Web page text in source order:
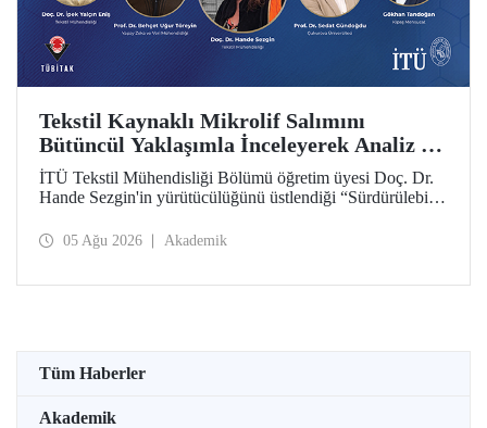
Tekstil Kaynaklı Mikrolif Salımını
Bütüncül Yaklaşımla İnceleyerek Analiz ve
Azaltım Stratejileri Geliştirecek Projeye
TÜBİTAK Desteği
İTÜ Tekstil Mühendisliği Bölümü öğretim üyesi Doç. Dr.
Hande Sezgin'in yürütücülüğünü üstlendiği “Sürdürülebilir
Koşullarına Bağlı Mikrolif Salımı: Aşınma, UV Maruziyeti
05 Ağu 2026 Akademik
Tüm Haberler
Akademik